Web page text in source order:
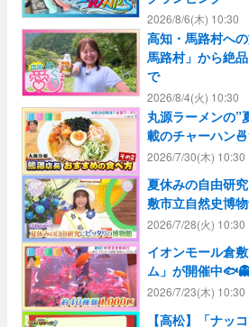
2026/8/6(木) 10:30
高知・馬路村へ
馬路村」から絶
で
2026/8/4(火) 10:30
丸源ラーメンの”
載のチャーハン
2026/7/30(木) 10:30
夏休みの自由研
敷市立自然史博
2026/7/28(火) 10:30
イオンモール倉
ム」が開催中
2026/7/23(木) 10:30
【高松】「ナッ